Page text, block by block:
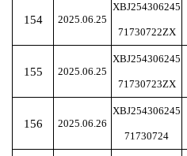
154 2025.06.25
XBJ254306245
71730722ZX
155 2025.06.25
XBJ254306245
71730723ZX
156 2025.06.26
XBJ254306245
71730724